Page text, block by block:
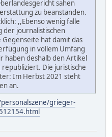
sahen
zu beanstanden.
,,Ebenso wenig falle
der journalistischen
hat damit das
in vollem Umfang
haben deshalb den Artikel
Die juristische
Im Herbst 2021 steht
an.
grieger-